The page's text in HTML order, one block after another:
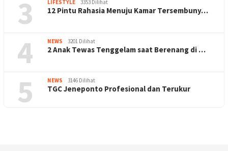
3 LIFESTYLE 3353 Dilihat
12 Pintu Rahasia Menuju Kamar Tersembuny…
4 NEWS 3201 Dilihat
2 Anak Tewas Tenggelam saat Berenang di …
5 NEWS 3146 Dilihat
TGC Jeneponto Profesional dan Terukur